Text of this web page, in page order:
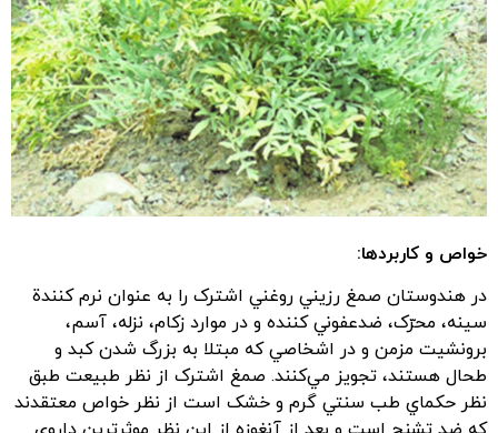
خواص و کاربردها:
در هندوستان صمغ رزيني روغني اشترک را به عنوان نرم کنندة
سينه، محرّک‌، ضدعفوني کننده و در موارد زکام‌، نزله‌، آسم‌،
برونشيت مزمن و در اشخاصي که مبتلا به بزرگ شدن کبد و
طحال هستند‌، تجويز مي‌کنند. صمغ اشترک از نظر طبيعت طبق
نظر حکماي طب سنتي گرم و خشک است از نظر خواص معتقدند